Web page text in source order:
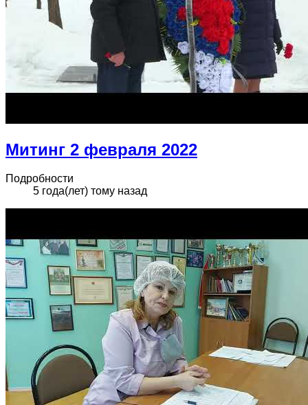
Митинг 2 февраля 2022
Подробности
5 года(лет) тому назад